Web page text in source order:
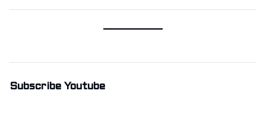
Subscribe Youtube